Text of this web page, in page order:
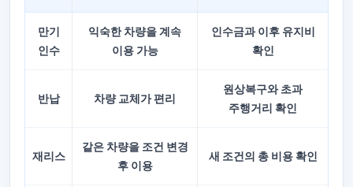
만기
인수
익숙한 차량을 계속
이용 가능
인수금과 이후 유지비
확인
반납 차량 교체가 편리
원상복구와 초과
주행거리 확인
재리스
같은 차량을 조건 변경
후 이용
새 조건의 총 비용 확인